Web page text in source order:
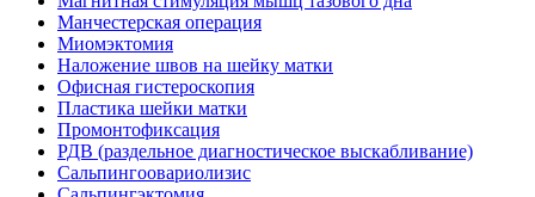
Манчестерская операция
Миомэктомия
Наложение швов на шейку матки
Офисная гистероскопия
Пластика шейки матки
Промонтофиксация
РДВ (раздельное диагностическое выскабливание)
Сальпингоовариолизис